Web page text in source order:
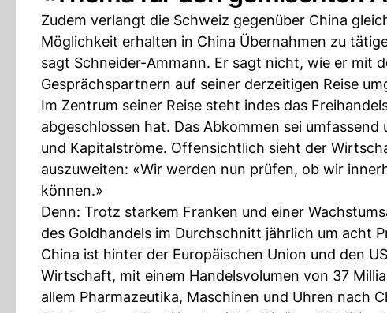
Zudem verlangt die Schweiz gegenüber China
Möglichkeit erhalten in China Übernahmen zu
sagt Schneider-Ammann. Er sagt nicht, wie er mit
Gesprächspartnern auf seiner derzeitigen Reise
Im Zentrum seiner Reise steht indes das
abgeschlossen hat. Das Abkommen sei
und Kapitalströme. Offensichtlich sieht der
auszuweiten: «Wir werden nun prüfen, ob wir
können.»
Denn: Trotz starkem Franken und einer
des Goldhandels im Durchschnitt jährlich um acht
China ist hinter der Europäischen Union und den
Wirtschaft, mit einem Handelsvolumen von 37
allem Pharmazeutika, Maschinen und Uhren nach